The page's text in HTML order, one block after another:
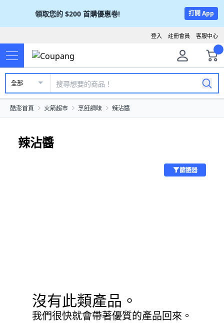
領取您的 $200 首購優惠卷! 打開 App
客服中心
註冊會員
登入
全部
酷澎首頁 火箭超市 烹飪調味 辣沾醬
辣沾醬
篩選器
沒有此類產品。
我們很快就會帶著優質的產品回來。